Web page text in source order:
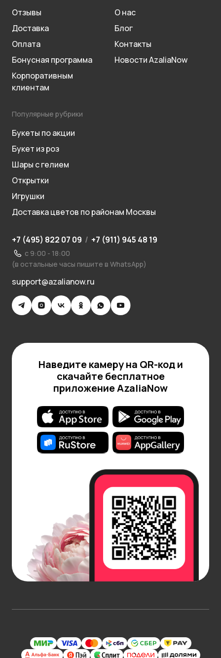
Отзывы
Доставка
Оплата
Бонусная программа
Корпоративным
клиентам
О нас
Блог
Контакты
Новости AzaliaNow
Популярные рубрики
Букеты по акции
Букет из роз
Шары с гелием
Открытки
Игрушки
Доставка цветов по районам Москвы
+7 (495) 822 07 09 / +7 (911) 945 48 19
с 9:00 - 18:00
(в остальные часы пишите в WhatsApp)
support@azalianow.ru
Наведите камеру на QR-код и
скачайте бесплатное
приложение AzaliaNow